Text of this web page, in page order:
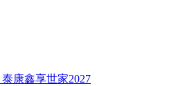
康鑫享世家2027